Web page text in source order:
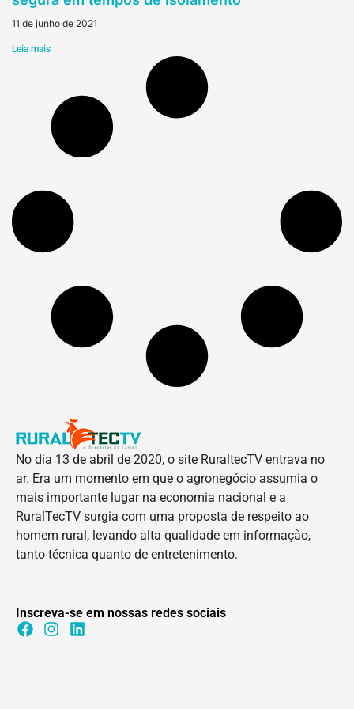
11 de junho de 2021
Leia mais
No dia 13 de abril de 2020, o site RuraltecTV entrava no
ar. Era um momento em que o agronegócio assumia o
mais importante lugar na economia nacional e a
RuralTecTV surgia com uma proposta de respeito ao
homem rural, levando alta qualidade em informação,
tanto técnica quanto de entretenimento.
Inscreva-se em nossas redes sociais